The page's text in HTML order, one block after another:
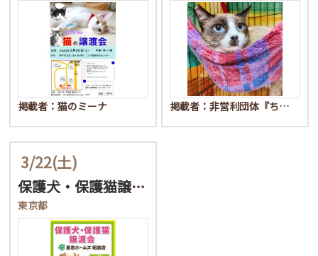
掲載者：猫のミーナ 掲載者：非営利団体『ち…
3/22(土)
保護犬・保護猫譲渡会in…
東京都